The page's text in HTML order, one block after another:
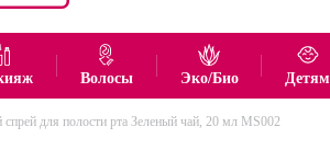
55-75
показать все товары
Оформить
Волосы Эко/Био Детям
для полости рта Зеленый чай, 20 мл MS002